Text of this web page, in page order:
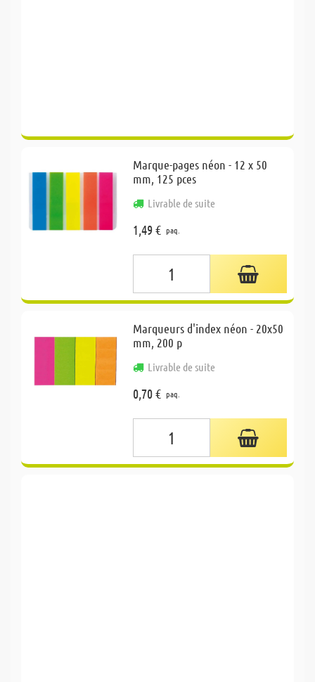
Marque-pages néon - 12 x 50
mm, 125 pces
Livrable de suite
1,49 € paq.
Marqueurs d'index néon - 20x50
mm, 200 p
Livrable de suite
0,70 € paq.